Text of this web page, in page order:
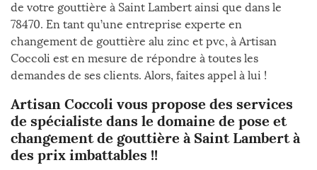
de votre gouttière à Saint Lambert ainsi que dans le
78470. En tant qu’une entreprise experte en
changement de gouttière alu zinc et pvc, à Artisan
Coccoli est en mesure de répondre à toutes les
demandes de ses clients. Alors, faites appel à lui !
Artisan Coccoli vous propose des services
de spécialiste dans le domaine de pose et
changement de gouttière à Saint Lambert à
des prix imbattables !!